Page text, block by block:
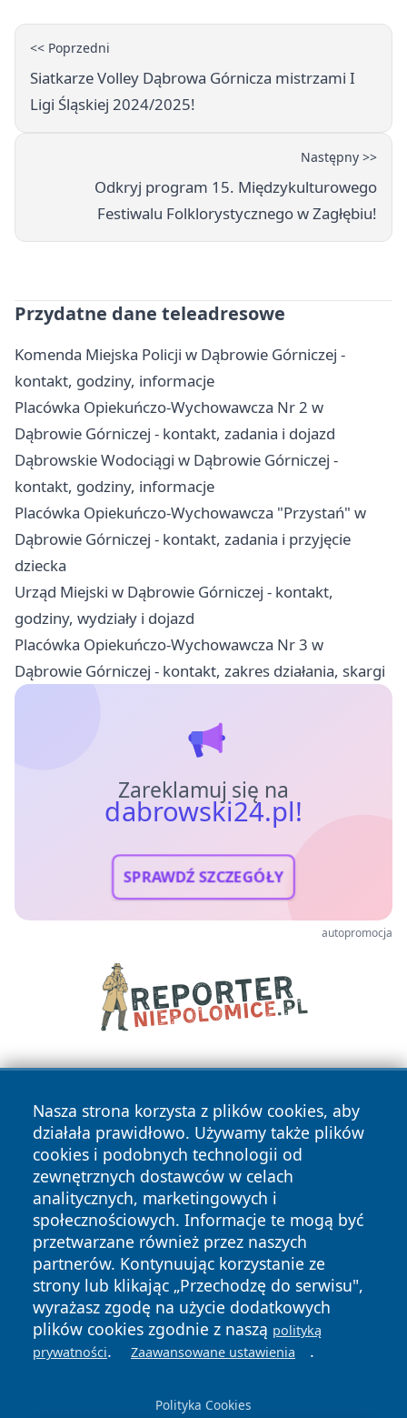
<< Poprzedni
Siatkarze Volley Dąbrowa Górnicza mistrzami I
Ligi Śląskiej 2024/2025!
Następny >>
Odkryj program 15. Międzykulturowego
Festiwalu Folklorystycznego w Zagłębiu!
Przydatne dane teleadresowe
Komenda Miejska Policji w Dąbrowie Górniczej -
kontakt, godziny, informacje
Placówka Opiekuńczo-Wychowawcza Nr 2 w
Dąbrowie Górniczej - kontakt, zadania i dojazd
Dąbrowskie Wodociągi w Dąbrowie Górniczej -
kontakt, godziny, informacje
Placówka Opiekuńczo-Wychowawcza "Przystań" w
Dąbrowie Górniczej - kontakt, zadania i przyjęcie
dziecka
Urząd Miejski w Dąbrowie Górniczej - kontakt,
godziny, wydziały i dojazd
Placówka Opiekuńczo-Wychowawcza Nr 3 w
Dąbrowie Górniczej - kontakt, zakres działania, skargi
Zareklamuj się na
dabrowski24.pl!
SPRAWDŹ SZCZEGÓŁY
autopromocja
Nasza strona korzysta z plików cookies, aby
działała prawidłowo. Używamy także plików
cookies i podobnych technologii od
zewnętrznych dostawców w celach
analitycznych, marketingowych i
społecznościowych. Informacje te mogą być
przetwarzane również przez naszych
partnerów. Kontynuując korzystanie ze
strony lub klikając „Przechodzę do serwisu",
wyrażasz zgodę na użycie dodatkowych
plików cookies zgodnie z naszą polityką
prywatności. Zaawansowane ustawienia .
Polityka Cookies
Copyright © 2026 dabrowski24.pl Wszystkie prawa
zastrzeżone.
News Autorzy
Polityka
Prywatności
Polityka
Cookies